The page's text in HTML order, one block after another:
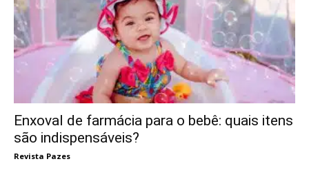
Enxoval de farmácia para o bebê: quais itens
são indispensáveis?
Revista Pazes